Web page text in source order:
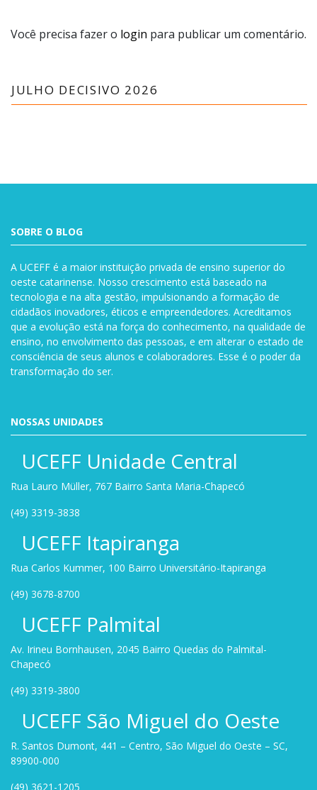
Você precisa fazer o login para publicar um comentário.
JULHO DECISIVO 2026
SOBRE O BLOG
A UCEFF é a maior instituição privada de ensino superior do
oeste catarinense. Nosso crescimento está baseado na
tecnologia e na alta gestão, impulsionando a formação de
cidadãos inovadores, éticos e empreendedores. Acreditamos
que a evolução está na força do conhecimento, na qualidade de
ensino, no envolvimento das pessoas, e em alterar o estado de
consciência de seus alunos e colaboradores. Esse é o poder da
transformação do ser.
NOSSAS UNIDADES
UCEFF Unidade Central
Rua Lauro Müller, 767 Bairro Santa Maria-Chapecó
(49) 3319-3838
UCEFF Itapiranga
Rua Carlos Kummer, 100 Bairro Universitário-Itapiranga
(49) 3678-8700
UCEFF Palmital
Av. Irineu Bornhausen, 2045 Bairro Quedas do Palmital-
Chapecó
(49) 3319-3800
UCEFF São Miguel do Oeste
R. Santos Dumont, 441 – Centro, São Miguel do Oeste – SC,
89900-000
(49) 3621-1205